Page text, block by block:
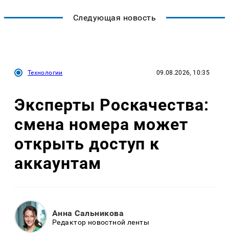
Следующая новость
Технологии 09.08.2026, 10:35
Эксперты Роскачества:
смена номера может
открыть доступ к
аккаунтам
Анна Сальникова
Редактор новостной ленты